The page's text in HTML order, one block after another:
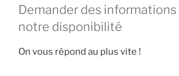
Demander des
notre disponibilité
On vous répond au plus vite !